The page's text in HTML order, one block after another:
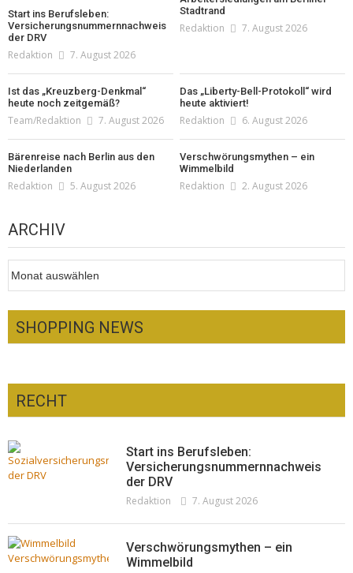
Start ins Berufsleben:
Versicherungsnummernnachweis
der DRV
Redaktion 7. August 2026
Stadtrand
Redaktion 7. August 2026
Ist das „Kreuzberg-Denkmal“
heute noch zeitgemäß?
Team/Redaktion 7. August 2026
Das „Liberty-Bell-Protokoll“ wird
heute aktiviert!
Redaktion 6. August 2026
Bärenreise nach Berlin aus den
Niederlanden
Redaktion 5. August 2026
Verschwörungsmythen – ein
Wimmelbild
Redaktion 2. August 2026
ARCHIV
SHOPPING NEWS
Pepe Jeans London mit Summer Sale und
neuer Kollektion
Redaktion
Woher kommt der Honig? – Neue EU-
Regeln gelten 14. Juni
RECHT
Start ins Berufsleben:
Versicherungsnummernnachweis
der DRV
Redaktion 7. August 2026
Verschwörungsmythen – ein
Wimmelbild